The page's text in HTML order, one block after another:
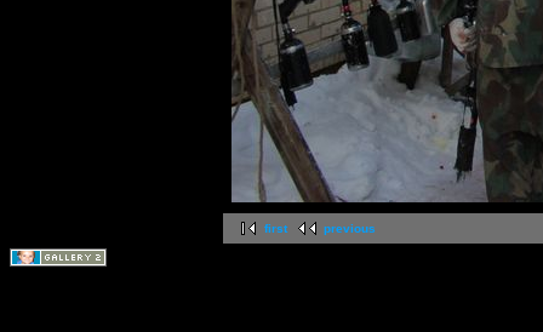
first previous